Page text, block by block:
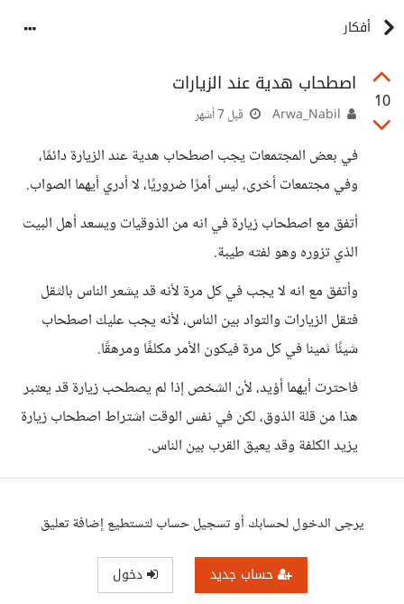
أفكار
10
اصطحاب هدية عند الزيارات
قبل 7 أشهر
في بعض المجتمعات يجب اصطحاب هدية عند الزيارة دائمًا،
وفي مجتمعات أخرى، ليس أمرًا ضروريًا، لا أدري أيهما الصواب.
أتفق مع اصطحاب زيارة في انه من الذوقيات ويسعد أهل البيت
الذي تزوره وهو لفته طيبة.
وأتفق مع انه لا يجب في كل مرة لأنه قد يشعر الناس بالثقل
فتقل الزيارات والتواد بين الناس، لأنه يجب عليك اصطحاب
شيئًا ثمينا في كل مرة فيكون الأمر مكلفًا ومرهقًا.
فاحترت أيهما أؤيد، لأن الشخص إذا لم يصطحب زيارة قد يعتبر
هذا من قلة الذوق، لكن في نفس الوقت اشتراط اصطحاب زيارة
يزيد الكلفة وقد يعيق القرب بين الناس.
يرجى الدخول لحسابك أو تسجيل حساب لتستطيع إضافة تعليق
حساب جديد دخول